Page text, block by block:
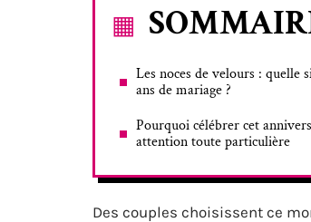
Les noces de velours : quelle
ans de mariage ?
Pourquoi célébrer cet
attention toute particulière
Des couples choisissent ce